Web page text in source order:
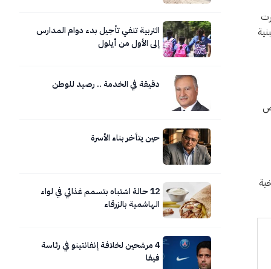
وأصدرت
350 مليون شخص
التربية تنفي تأجيل بدء دوام المدارس
إلى الأول من أيلول
دقيقة في الخدمة .. رصيد للوطن
حين يتأخر بناء الأسرة
12 حالة اشتباه بتسمم غذائي في لواء
الهاشمية بالزرقاء
4 مرشحين لخلافة إنفانتينو في رئاسة
فيفا